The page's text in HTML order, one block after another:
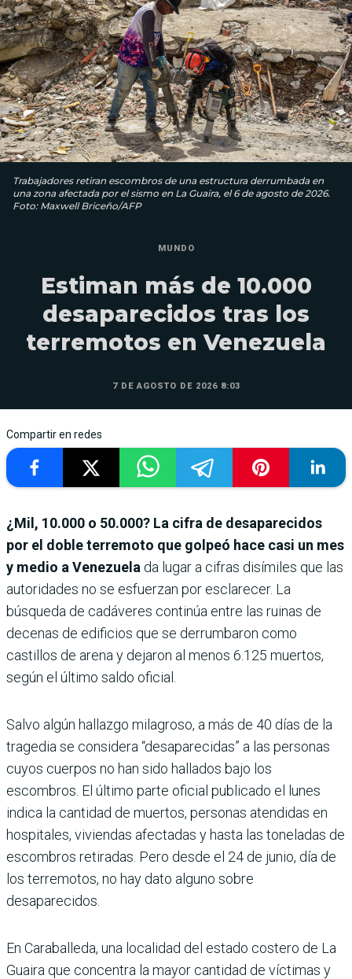
Trabajadores retiran escombros de una estructura derrumbada en
una zona afectada por el sismo en La Guaira, el 6 de agosto de 2026.
Foto: Maxwell Briceño/AFP
MUNDO
Estiman más de 10.000
desaparecidos tras los
terremotos en Venezuela
7 DE AGOSTO DE 2026 8:03
Compartir en redes
¿Mil, 10.000 o 50.000? La cifra de desaparecidos
por el doble terremoto que golpeó hace casi un mes
y medio a Venezuela da lugar a cifras disímiles que las
autoridades no se esfuerzan por esclarecer. La
búsqueda de cadáveres continúa entre las ruinas de
decenas de edificios que se derrumbaron como
castillos de arena y dejaron al menos 6.125 muertos,
según el último saldo oficial.
Salvo algún hallazgo milagroso, a más de 40 días de la
tragedia se considera “desaparecidas” a las personas
cuyos cuerpos no han sido hallados bajo los
escombros. El último parte oficial publicado el lunes
indica la cantidad de muertos, personas atendidas en
hospitales, viviendas afectadas y hasta las toneladas de
escombros retiradas. Pero desde el 24 de junio, día de
los terremotos, no hay dato alguno sobre
desaparecidos.
En Caraballeda, una localidad del estado costero de La
Guaira que concentra la mayor cantidad de víctimas y